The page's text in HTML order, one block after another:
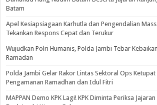
Batam
Apel Kesiapsiagaan Karhutla dan Pengendalian
Tekankan Respons Cepat dan Terukur
Wujudkan Polri Humanis, Polda Jambi Tebar
Ramadan
Polda Jambi Gelar Rakor Lintas Sektoral Ops
Pengamanan Ramadhan dan Idul Fitri
‎MAPPAN Demo KPK Lagi! KPK Diminta Periksa